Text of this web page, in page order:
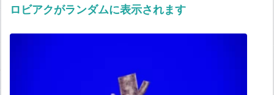
ロビアクがランダムに表示されます